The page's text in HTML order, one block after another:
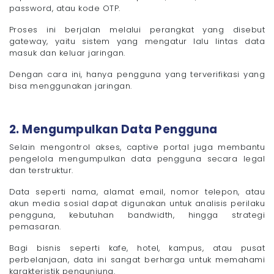
password, atau kode OTP.
Proses ini berjalan melalui perangkat yang disebut
gateway, yaitu sistem yang mengatur lalu lintas data
masuk dan keluar jaringan.
Dengan cara ini, hanya pengguna yang terverifikasi yang
bisa menggunakan jaringan.
2. Mengumpulkan Data Pengguna
Selain mengontrol akses, captive portal juga membantu
pengelola mengumpulkan data pengguna secara legal
dan terstruktur.
Data seperti nama, alamat email, nomor telepon, atau
akun media sosial dapat digunakan untuk analisis perilaku
pengguna, kebutuhan bandwidth, hingga strategi
pemasaran.
Bagi bisnis seperti kafe, hotel, kampus, atau pusat
perbelanjaan, data ini sangat berharga untuk memahami
karakteristik pengunjung.